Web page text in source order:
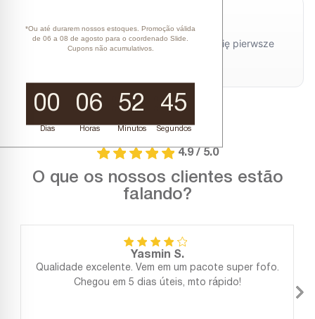
4.9 / 5.0
O que os nossos clientes estão
falando?
Yasmin S.
Qualidade excelente. Vem em um pacote super fofo.
Chegou em 5 dias úteis, mto rápido!
*Ou até durarem nossos estoques. Promoção válida
de 06 a 08 de agosto para o coordenado Slide.
Cupons não acumulativos.
00
Dias
06
Horas
52
Minutos
45
Segundos